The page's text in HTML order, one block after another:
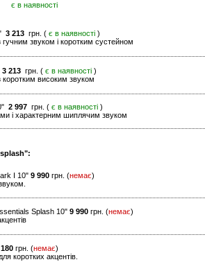
є в наявності
3 213 грн. ( є в наявності )
звуком і коротким сустейном
3 213 грн. ( є в наявності )
високим звуком
2 997 грн. ( є в наявності )
і характерним шиплячим звуком
I 10" 9 990 грн. (немає)
Splash 10" 9 990 грн. (немає)
грн. (немає)
коротких акцентів.